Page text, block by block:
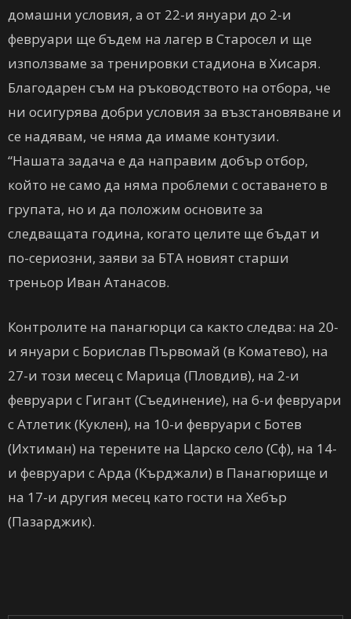
домашни условия, а от 22-и януари до 2-и
февруари ще бъдем на лагер в Старосел и ще
използваме за тренировки стадиона в Хисаря.
Благодарен съм на ръководството на отбора, че
ни осигурява добри условия за възстановяване и
се надявам, че няма да имаме контузии.
“Нашата задача е да направим добър отбор,
който не само да няма проблеми с оставането в
групата, но и да положим основите за
следващата година, когато целите ще бъдат и
по-сериозни, заяви за БТА новият старши
треньор Иван Атанасов.
Контролите на панагюрци са както следва: на 20-
и януари с Борислав Първомай (в Коматево), на
27-и този месец с Марица (Пловдив), на 2-и
февруари с Гигант (Съединение), на 6-и февруари
с Атлетик (Куклен), на 10-и февруари с Ботев
(Ихтиман) на терените на Царско село (Сф), на 14-
и февруари с Арда (Кърджали) в Панагюрище и
на 17-и другия месец като гости на Хебър
(Пазарджик).